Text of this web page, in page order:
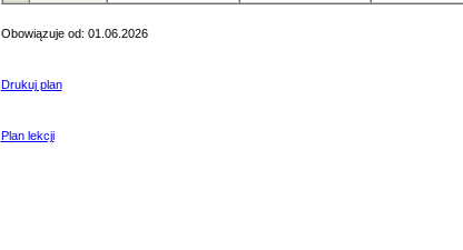
Obowiązuje od: 01.06.2026
Drukuj plan
Plan lekcji